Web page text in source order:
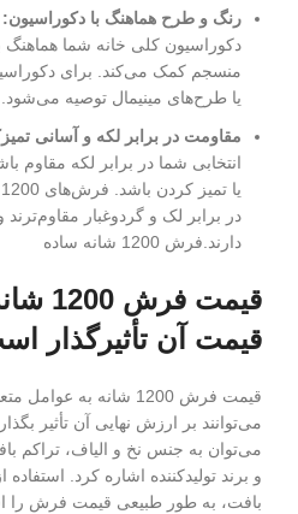
رنگ و طرح هماهنگ با دکوراسیون:
دکوراسیون کلی خانه شما هماهنگ
منسجم کمک می‌کند. برای
یا طرح‌های مینیمال توصیه می‌شود.
مقاومت در برابر لکه و آسانی
انتخابی شما در برابر لکه مقاوم
در برابر لک و گردوغبار
دارند.فرش 1200 شانه ساده
قیمت
قیمت آن تأثیرگذار
قیمت فرش 1200 شانه به
می‌توانند بر ارزش نهایی آن تأثیر
می‌توان به جنس نخ و الیاف، تراکم
و برند تولیدکننده اشاره کرد. استفاده
بافت، به طور طبیعی قیمت فرش را